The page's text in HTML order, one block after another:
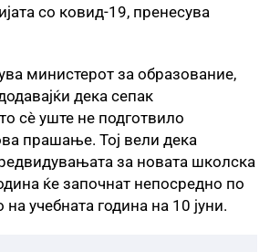
со ковид-19, пренесува
министерот за образование,
дека сепак
сè уште не подготвило
прашање. Тој вели дека
за новата школска
ќе започнат непосредно по
учебната година на 10 јуни.